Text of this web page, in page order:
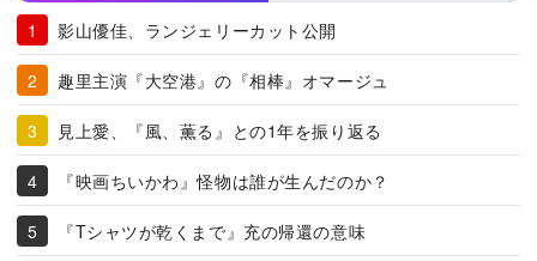
影山優佳、ランジェリーカット公開
趣里主演『大空港』の『相棒』オマージュ
見上愛、『風、薫る』との1年を振り返る
『映画ちいかわ』怪物は誰が生んだのか？
『Tシャツが乾くまで』充の帰還の意味